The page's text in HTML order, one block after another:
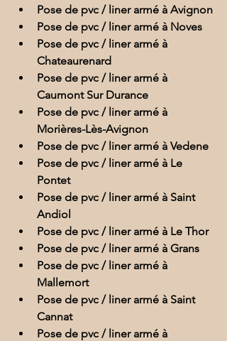
Pose de pvc / liner armé à Avignon
Pose de pvc / liner armé à Noves
Pose de pvc / liner armé à
Chateaurenard
Pose de pvc / liner armé à
Caumont Sur Durance
Pose de pvc / liner armé à
Morières-Lès-Avignon
Pose de pvc / liner armé à Vedene
Pose de pvc / liner armé à Le
Pontet
Pose de pvc / liner armé à Saint
Andiol
Pose de pvc / liner armé à Le Thor
Pose de pvc / liner armé à Grans
Pose de pvc / liner armé à
Mallemort
Pose de pvc / liner armé à Saint
Cannat
Pose de pvc / liner armé à